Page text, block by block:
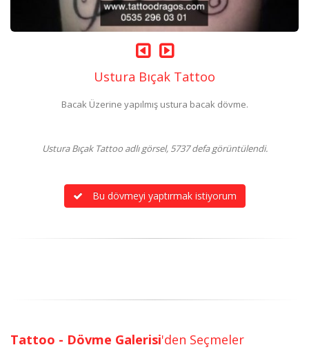
Ustura Bıçak Tattoo
Bacak Üzerine yapılmış ustura bacak dövme.
Ustura Bıçak Tattoo adlı görsel, 5737 defa görüntülendi.
Bu dövmeyi yaptırmak istiyorum
Tattoo - Dövme Galerisi'den Seçmeler